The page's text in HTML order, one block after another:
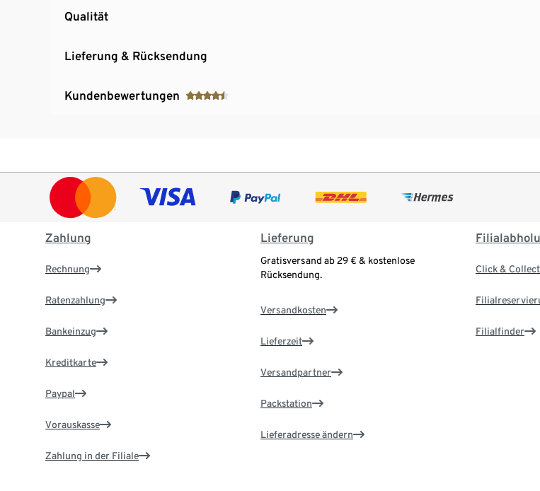
Qualität
Lieferung & Rücksendung
Kundenbewertungen
Zahlung
Rechnung
Ratenzahlung
Bankeinzug
Kreditkarte
Paypal
Vorauskasse
Zahlung in der Filiale
Lieferung
Gratisversand ab 29 € & kostenlose
Rücksendung.
Versandkosten
Lieferzeit
Versandpartner
Packstation
Lieferadresse ändern
Click & Collect
Filialfinder